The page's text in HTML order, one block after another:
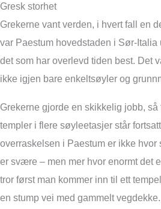
Gresk storhet
Grekerne vant verden, i hvert fall en
var Paestum hovedstaden i Sør-
det som har overlevd tiden best. Det
ikke igjen bare enkeltsøyler og
Grekerne gjorde en skikkelig jobb,
templer i flere søyleetasjer står
overraskelsen i Paestum er ikke hvor
er svære – men mer hvor enormt det
tror først man kommer inn til ett
en stump vei med gammelt